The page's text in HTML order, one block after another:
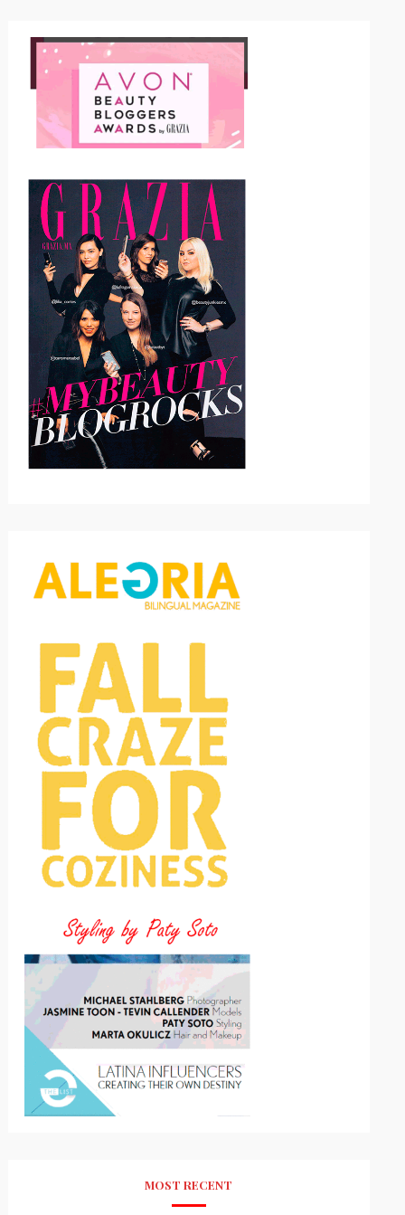
MOST RECENT